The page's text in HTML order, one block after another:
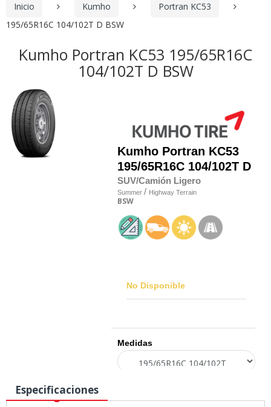
Inicio Kumho
Portran KC53
195/65R16C 104/102T D BSW
Kumho Portran KC53 195/65R16C
104/102T D BSW
Kumho Portran KC53
195/65R16C 104/102T D
SUV/Camión Ligero
Summer / Highway Terrain
BSW
No Disponible
Medidas
Especificaciones